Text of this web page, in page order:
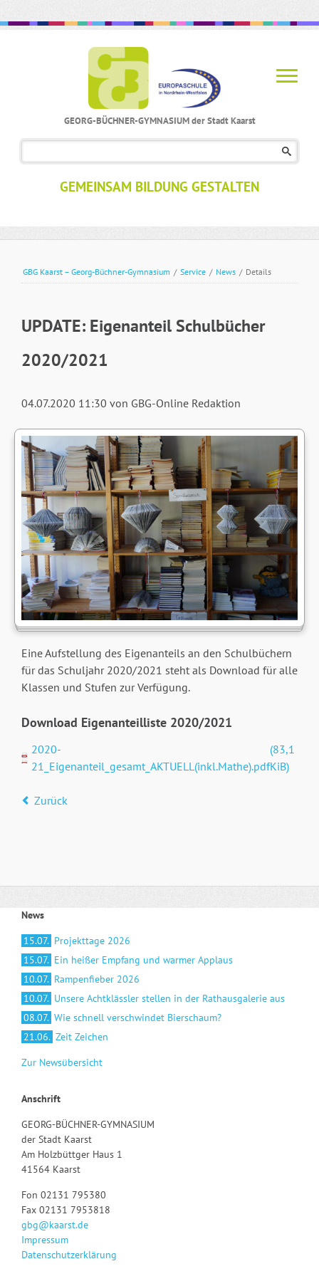
GEORG-BÜCHNER-GYMNASIUM der Stadt Kaarst
GEMEINSAM BILDUNG GESTALTEN
GBG Kaarst – Georg-Büchner-Gymnasium / Service / News / Details
UPDATE: Eigenanteil Schulbücher
2020/2021
04.07.2020 11:30 von GBG-Online Redaktion
Eine Aufstellung des Eigenanteils an den Schulbüchern
für das Schuljahr 2020/2021 steht als Download für alle
Klassen und Stufen zur Verfügung.
Download Eigenanteilliste 2020/2021
2020-
21_Eigenanteil_gesamt_AKTUELL(inkl.Mathe).pdf
(83,1
KiB)
Zurück
News
15.07. Projekttage 2026
15.07. Ein heißer Empfang und warmer Applaus
10.07. Rampenfieber 2026
10.07. Unsere Achtklässler stellen in der Rathausgalerie aus
08.07. Wie schnell verschwindet Bierschaum?
21.06. Zeit Zeichen
Zur Newsübersicht
Anschrift
GEORG-BÜCHNER-GYMNASIUM
der Stadt Kaarst
Am Holzbüttger Haus 1
41564 Kaarst
Fon 02131 795380
Fax 02131 7953818
gbg@kaarst.de
Impressum
Datenschutzerklärung